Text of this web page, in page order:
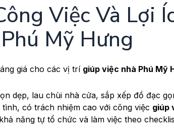
Việc Và Lợi
Mỹ Hưng
giá cho các vị trí giúp việc nhà Phú Mỹ
dẹp, lau chùi nhà cửa, sắp xếp đồ đạc
có trách nhiệm cao với công việc giúp
năng tự tổ chức và làm việc theo